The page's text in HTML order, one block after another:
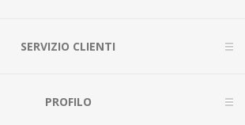
SERVIZIO CLIENTI
PROFILO